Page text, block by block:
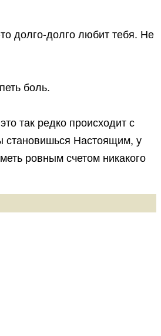
долго-долго любит тебя. Не
боль.
так редко происходит с
становишься Настоящим, у
ровным счетом никакого